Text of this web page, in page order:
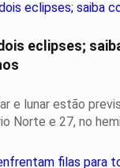
eclipses;
e lunar estão
Norte e 27, no